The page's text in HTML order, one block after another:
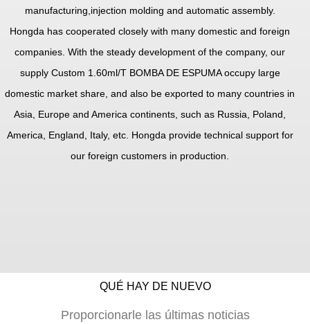
manufacturing,injection molding and automatic assembly.
Hongda has cooperated closely with many domestic and foreign
companies. With the steady development of the company, our
supply Custom 1.60ml/T BOMBA DE ESPUMAoccupy large
domestic market share, and also be exported to many countries in
Asia, Europe and America continents, such as Russia, Poland,
America, England, Italy, etc. Hongda provide technical support for
our foreign customers in production.
QUÉ HAY DE NUEVO
Proporcionarle las últimas noticias